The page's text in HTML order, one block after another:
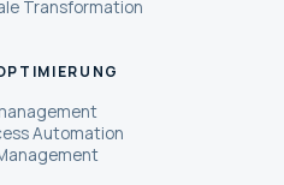
Transformation
Automation